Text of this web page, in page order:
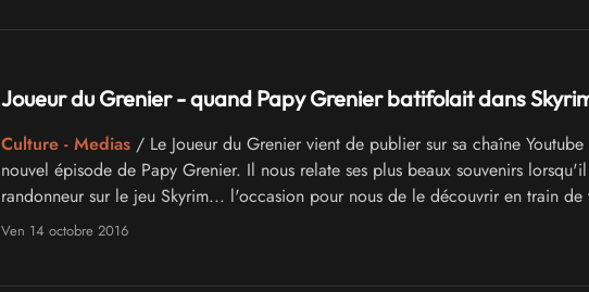
Joueur du Grenier - quand Papy Grenier batifolait dans
Culture - Medias/ Le Joueur du Grenier vient de publier sur sa chaîne Youtube
nouvel épisode de Papy Grenier. Il nous relate ses plus beaux souvenirs
randonneur sur le jeu Skyrim... l'occasion pour nous de le découvrir en train de
Poneys sauvages dans les provinces de Bordeciel !
Ven 14 octobre 2016